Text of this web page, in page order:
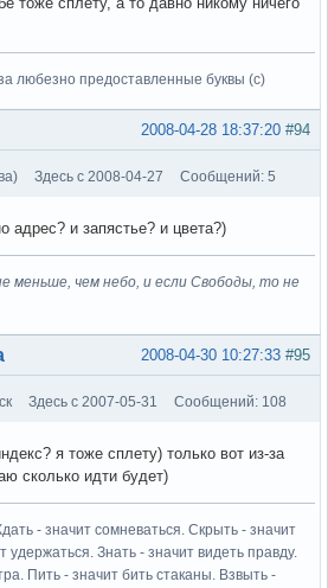
любезно предоставленные буквы (с)
#94
2008-04-28 18:37:20
Здесь с 2008-04-27 Сообщений: 5
адрес? и запястье? и цвета?)
меньше, чем небо, и если Свободы, то не
#95
2008-04-30 10:27:33
Здесь с 2007-05-31 Сообщений: 108
я тоже сплету) только вот из-за
сколько идти будет)
- значит сомневаться. Скрыть - значит
удержаться. Знать - значит видеть правду.
Пить - значит бить стаканы. Взвыть -